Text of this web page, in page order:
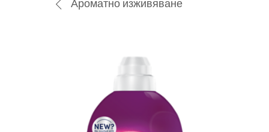
Ароматно изживяване